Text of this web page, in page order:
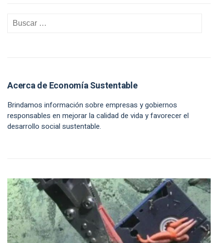
Acerca de Economía Sustentable
Brindamos información sobre empresas y gobiernos
responsables en mejorar la calidad de vida y favorecer el
desarrollo social sustentable.